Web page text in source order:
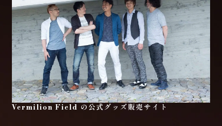
Vermilion Field の公式グッズ販売サイト